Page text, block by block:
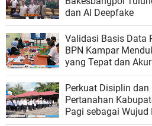
dan AI Deepfake
Validasi Basis Data
BPN Kampar
yang Tepat dan
Perkuat Disiplin dan
Pertanahan
Pagi sebagai
Kualitas Pelayanan